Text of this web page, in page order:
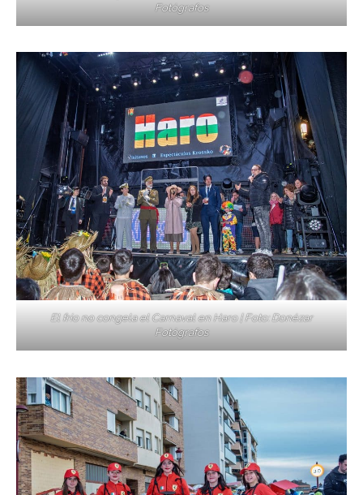
Fotógrafos
El frío no congela el Carnaval en Haro | Foto: Donézar
Fotógrafos